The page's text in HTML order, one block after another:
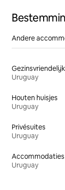
Andere
Uruguay
Houten huisjes
Uruguay
Privésuites
Uruguay
Uruguay